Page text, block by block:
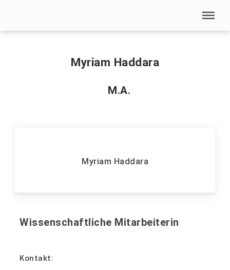
Myriam Haddara
M.A.
Wissenschaftliche Mitarbeiterin
Kontakt:
Myriam Haddara